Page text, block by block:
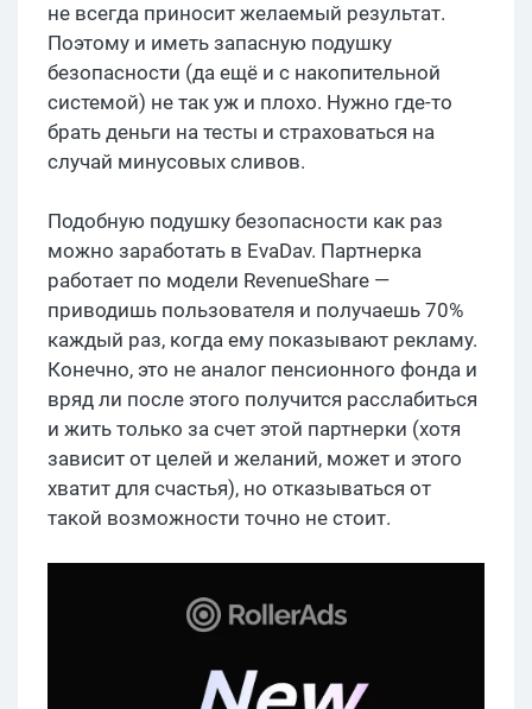
не всегда приносит желаемый результат.
Поэтому и иметь запасную подушку
безопасности (да ещё и с накопительной
системой) не так уж и плохо. Нужно где-то
брать деньги на тесты и страховаться на
случай минусовых сливов.
Подобную подушку безопасности как раз
можно заработать в EvaDav. Партнерка
работает по модели RevenueShare —
приводишь пользователя и получаешь 70%
каждый раз, когда ему показывают рекламу.
Конечно, это не аналог пенсионного фонда и
вряд ли после этого получится расслабиться
и жить только за счет этой партнерки (хотя
зависит от целей и желаний, может и этого
хватит для счастья), но отказываться от
такой возможности точно не стоит.